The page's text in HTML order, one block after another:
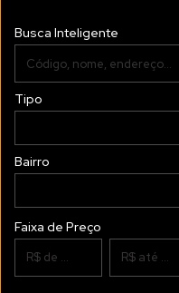
Busca Inteligente
Tipo
Bairro
Faixa de Preço